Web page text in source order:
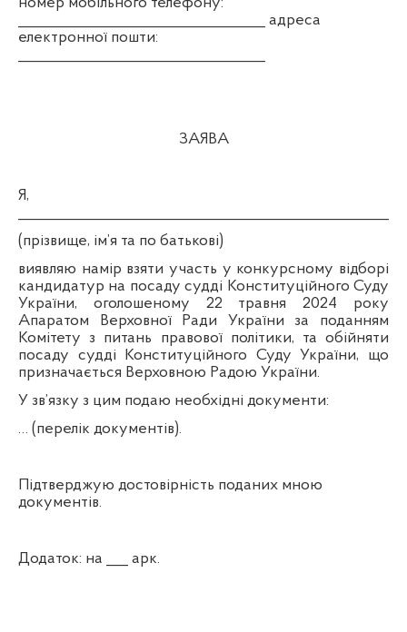
__________________________________ адреса
електронної пошти:
ЗАЯВА
Я,
(прізвище, ім’я та по батькові)
виявляю намір взяти участь у конкурсному відборі
кандидатур на посаду судді Конституційного Суду
України, оголошеному 22 травня 2024 року
Апаратом Верховної Ради України за поданням
Комітету з питань правової політики, та обійняти
посаду судді Конституційного Суду України, що
призначається Верховною Радою України.
У зв’язку з цим подаю необхідні документи:
… (перелік документів).
Підтверджую достовірність поданих мною
документів.
Додаток: на ___ арк.